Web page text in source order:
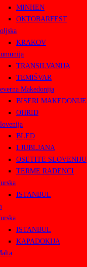
MINHEN
OKTOBARFEST
KRAKOV
TRANSILVANIJA
TEMIŠVAR
Makedonija
BISERI MAKEDONIJE
OHRID
BLED
LJUBLJANA
OSETITE SLOVENIJU
TERME RADENCI
ISTANBUL
ISTANBUL
KAPADOKIJA